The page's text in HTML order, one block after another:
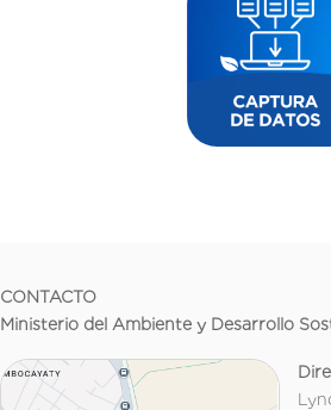
CONTACTO
Ministerio del Ambiente y Desarrollo